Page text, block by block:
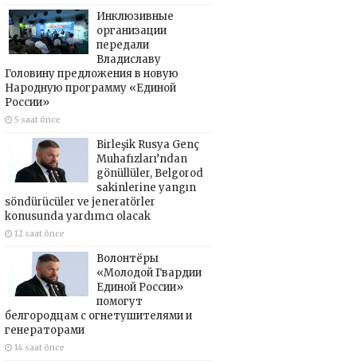
Инклюзивные
организации
передали
Владиславу
Головину предложения в новую
Народную программу «Единой
России»
5 saat önce
Birleşik Rusya Genç
Muhafızları’ndan
gönüllüler, Belgorod
sakinlerine yangın
söndürücüler ve jeneratörler
konusunda yardımcı olacak
12 saat önce
Волонтёры
«Молодой Гвардии
Единой России»
помогут
белгородцам с огнетушителями и
генераторами
14 saat önce